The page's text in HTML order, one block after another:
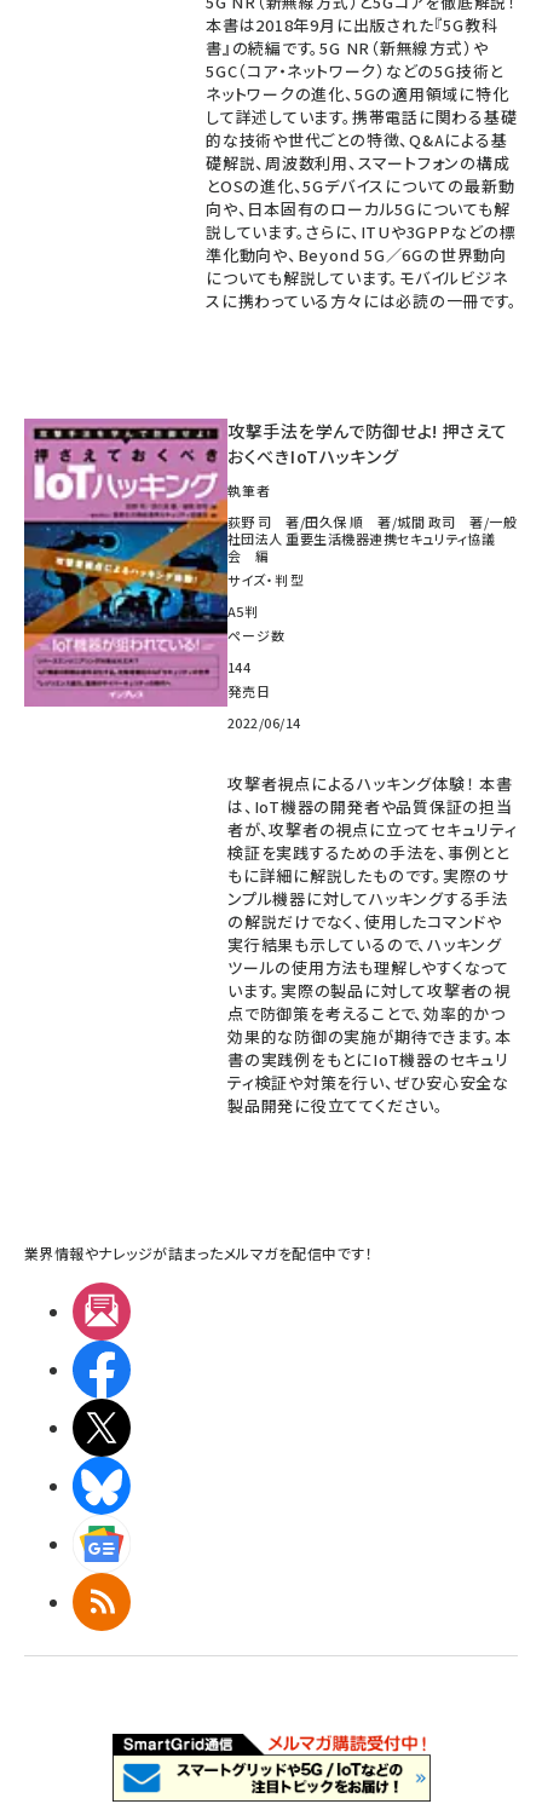
本書は2018年9月に出版された『5G教科
書』の続編です。5G NR（新無線方式）や
5GC（コア・ネットワーク）などの5G技術と
ネットワークの進化、5Gの適用領域に特化
して詳述しています。携帯電話に関わる基礎
的な技術や世代ごとの特徴、Q&Aによる基
礎解説、周波数利用、スマートフォンの構成
とOSの進化、5Gデバイスについての最新動
向や、日本固有のローカル5Gについても解
説しています。さらに、ITUや3GPPなどの標
準化動向や、Beyond 5G／6Gの世界動向
についても解説しています。モバイルビジネ
スに携わっている方々には必読の一冊です。
攻撃手法を学んで防御せよ! 押さえて
おくべきIoTハッキング
執筆者
荻野 司 著/田久保 順 著/城間 政司 著/一般
社団法人 重要生活機器連携セキュリティ協議
会 編
サイズ・判型
A5判
ページ数
144
発売日
2022/06/14
攻撃者視点によるハッキング体験！ 本書
は、IoT機器の開発者や品質保証の担当
者が、攻撃者の視点に立ってセキュリティ
検証を実践するための手法を、事例とと
もに詳細に解説したものです。実際のサ
ンプル機器に対してハッキングする手法
の解説だけでなく、使用したコマンドや
実行結果も示しているので、ハッキング
ツールの使用方法も理解しやすくなって
います。実際の製品に対して攻撃者の視
点で防御策を考えることで、効率的かつ
効果的な防御の実施が期待できます。本
書の実践例をもとにIoT機器のセキュリ
ティ検証や対策を行い、ぜひ安心安全な
製品開発に役立ててください。
業界情報やナレッジが詰まったメルマガを配信中です！
RSS